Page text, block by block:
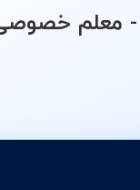
خصوصی